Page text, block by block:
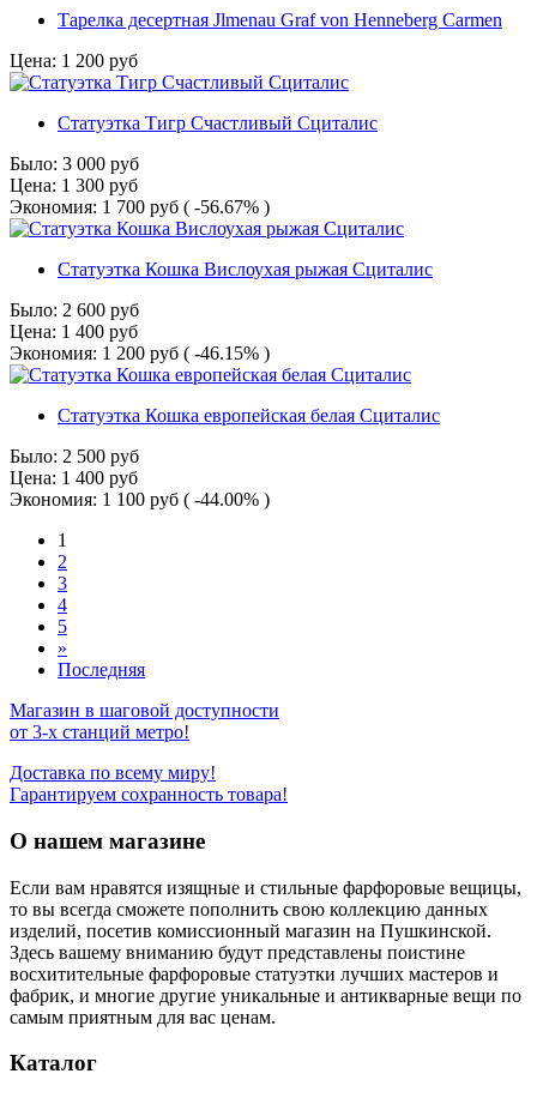
Тарелка десертная Jlmenau Graf von Henneberg Carmen
Цена: 1 200 руб
Статуэтка Тигр Счастливый Сциталис
Было: 3 000 руб
Цена: 1 300 руб
Экономия: 1 700 руб ( -56.67% )
Статуэтка Кошка Вислоухая рыжая Сциталис
Было: 2 600 руб
Цена: 1 400 руб
Экономия: 1 200 руб ( -46.15% )
Статуэтка Кошка европейская белая Сциталис
Было: 2 500 руб
Цена: 1 400 руб
Экономия: 1 100 руб ( -44.00% )
1
2
3
4
5
»
Последняя
Магазин в шаговой доступности
от 3-х станций метро!
Доставка по всему миру!
Гарантируем сохранность товара!
О нашем магазине
Если вам нравятся изящные и стильные фарфоровые вещицы,
то вы всегда сможете пополнить свою коллекцию данных
изделий, посетив комиссионный магазин на Пушкинской.
Здесь вашему вниманию будут представлены поистине
восхитительные фарфоровые статуэтки лучших мастеров и
фабрик, и многие другие уникальные и антикварные вещи по
самым приятным для вас ценам.
Каталог